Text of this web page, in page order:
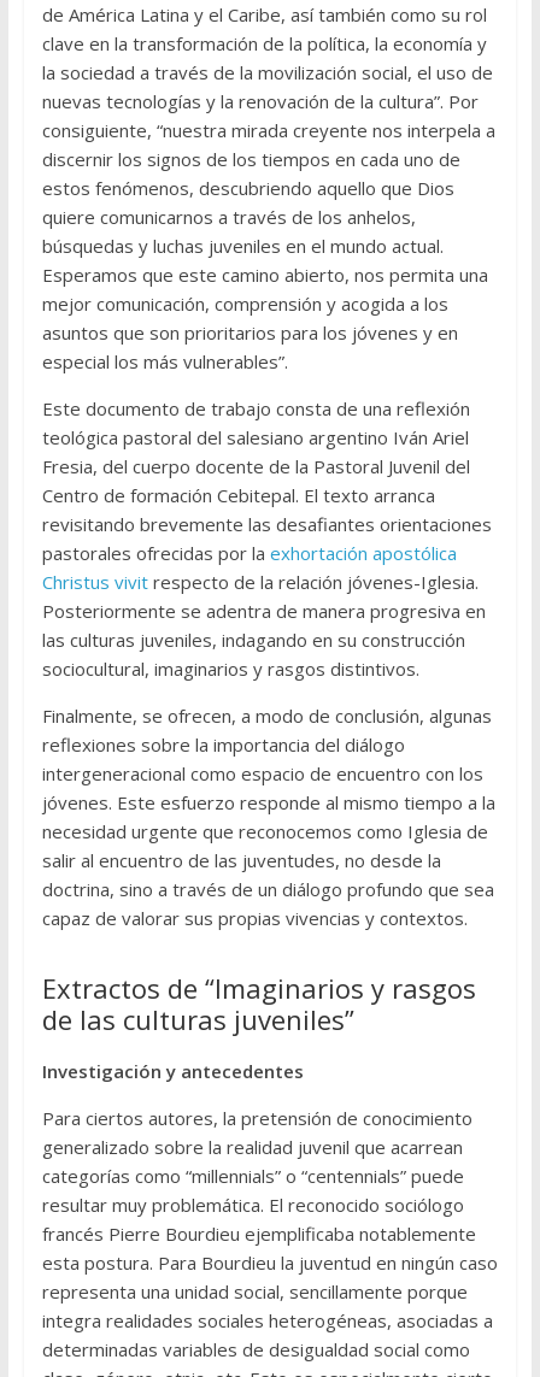
de América Latina y el Caribe, así también como su rol
clave en la transformación de la política, la economía y
la sociedad a través de la movilización social, el uso de
nuevas tecnologías y la renovación de la cultura”. Por
consiguiente, “nuestra mirada creyente nos interpela a
discernir los signos de los tiempos en cada uno de
estos fenómenos, descubriendo aquello que Dios
quiere comunicarnos a través de los anhelos,
búsquedas y luchas juveniles en el mundo actual.
Esperamos que este camino abierto, nos permita una
mejor comunicación, comprensión y acogida a los
asuntos que son prioritarios para los jóvenes y en
especial los más vulnerables”.
Este documento de trabajo consta de una reflexión
teológica pastoral del salesiano argentino Iván Ariel
Fresia, del cuerpo docente de la Pastoral Juvenil del
Centro de formación Cebitepal. El texto arranca
revisitando brevemente las desafiantes orientaciones
pastorales ofrecidas por la exhortación apostólica
Christus vivitrespecto de la relación jóvenes-Iglesia.
Posteriormente se adentra de manera progresiva en
las culturas juveniles, indagando en su construcción
sociocultural, imaginarios y rasgos distintivos.
Finalmente, se ofrecen, a modo de conclusión, algunas
reflexiones sobre la importancia del diálogo
intergeneracional como espacio de encuentro con los
jóvenes. Este esfuerzo responde al mismo tiempo a la
necesidad urgente que reconocemos como Iglesia de
salir al encuentro de las juventudes, no desde la
doctrina, sino a través de un diálogo profundo que sea
capaz de valorar sus propias vivencias y contextos.
Extractos de “Imaginarios y rasgos
de las culturas juveniles”
Investigación y antecedentes
Para ciertos autores, la pretensión de conocimiento
generalizado sobre la realidad juvenil que acarrean
categorías como “millennials” o “centennials” puede
resultar muy problemática. El reconocido sociólogo
francés Pierre Bourdieu ejemplificaba notablemente
esta postura. Para Bourdieu la juventud en ningún caso
representa una unidad social, sencillamente porque
integra realidades sociales heterogéneas, asociadas a
determinadas variables de desigualdad social como